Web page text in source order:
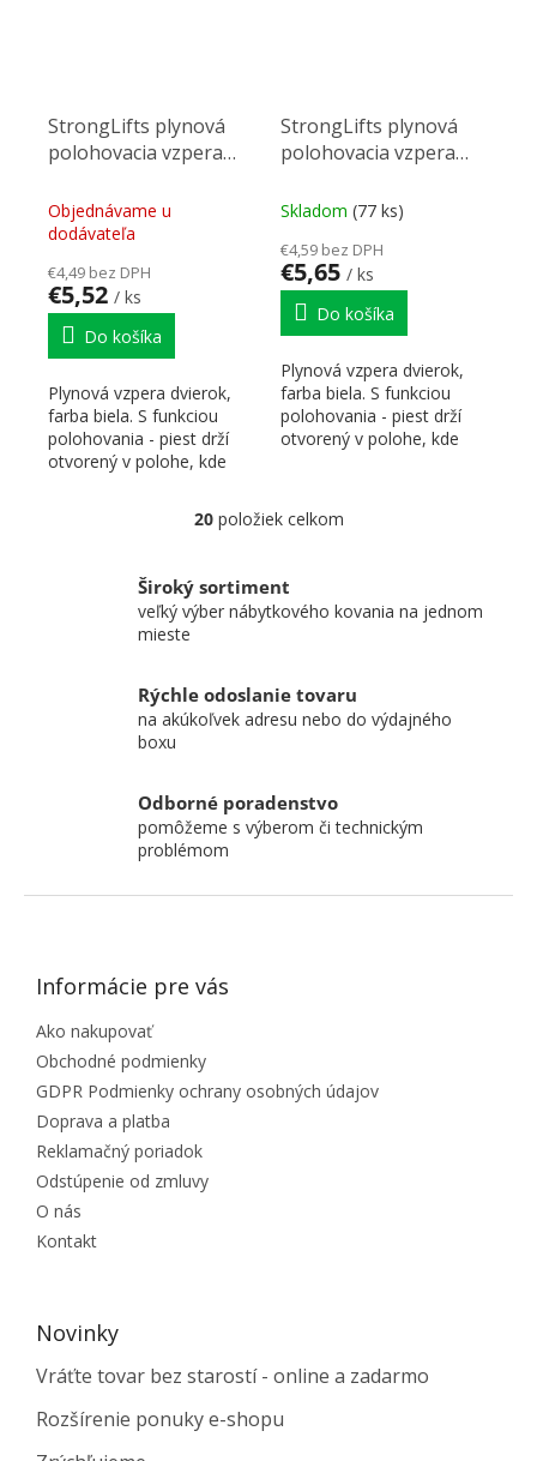
StrongLifts plynová
polohovacia vzpera
Objednávame u
dodávateľa
€4,49 bez DPH
€5,52 / ks
Do košíka
Plynová vzpera dvierok,
farba biela. S funkciou
polohovania - piest drží
otvorený v polohe, kde
StrongLifts plynová
polohovacia vzpera
Skladom (77 ks)
€4,59 bez DPH
€5,65 / ks
Do košíka
Plynová vzpera dvierok,
farba biela. S funkciou
polohovania - piest drží
otvorený v polohe, kde
Ovládacie prvky výpisu
20položiek celkom
Široký sortiment
veľký výber nábytkového kovania na jednom
mieste
Rýchle odoslanie tovaru
na akúkoľvek adresu nebo do výdajného
boxu
Odborné poradenstvo
pomôžeme s výberom či technickým
problémom
ZÁPÄTIE
Informácie pre vás
Ako nakupovať
Obchodné podmienky
GDPR Podmienky ochrany osobných údajov
Doprava a platba
Reklamačný poriadok
Odstúpenie od zmluvy
O nás
Kontakt
Novinky
Vráťte tovar bez starostí - online a zadarmo
Rozšírenie ponuky e-shopu